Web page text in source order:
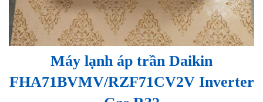
Máy lạnh áp trần Daikin
FHA71BVMV/RZF71CV2V Inverter